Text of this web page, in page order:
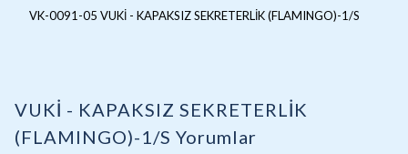
VK-0091-05 VUKİ - KAPAKSIZ SEKRETERLİK (FLAMINGO)-1/S
VUKİ - KAPAKSIZ SEKRETERLİK
(FLAMINGO)-1/S Yorumlar